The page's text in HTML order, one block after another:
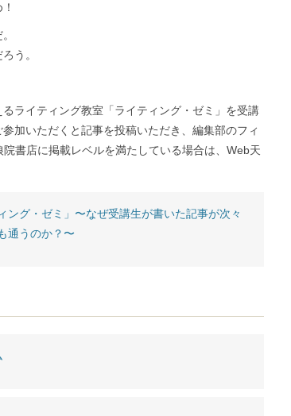
う。
ライティング教室「ライティング・ゼミ」を受講
加いただくと記事を投稿いただき、編集部のフィ
書店に掲載レベルを満たしている場合は、Web天
ング・ゼミ」〜なぜ受講生が書いた記事が次々
通うのか？〜